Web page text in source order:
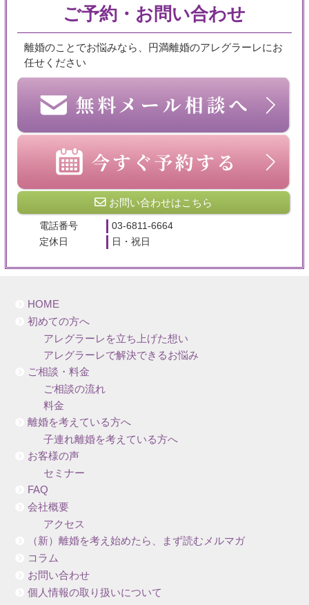
ご予約・お問い合わせ
離婚のことでお悩みなら、円満離婚のアレグラーレにお
任せください
お問い合わせはこちら
電話番号
03-6811-6664
定休日
日・祝日
HOME
初めての方へ
アレグラーレを立ち上げた想い
アレグラーレで解決できるお悩み
ご相談・料金
ご相談の流れ
料金
離婚を考えている方へ
子連れ離婚を考えている方へ
お客様の声
セミナー
FAQ
会社概要
アクセス
（新）離婚を考え始めたら、まず読むメルマガ
コラム
お問い合わせ
個人情報の取り扱いについて